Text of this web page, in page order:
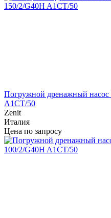
Погружной дренажный
A1CT/50
Zenit
Италия
Цена по запросу